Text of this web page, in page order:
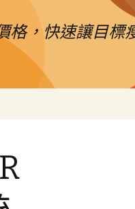
格，快速讓目標